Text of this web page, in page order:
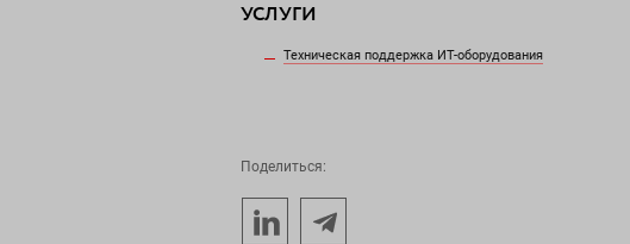
УСЛУГИ
Техническая поддержка ИТ-оборудования
Поделиться: